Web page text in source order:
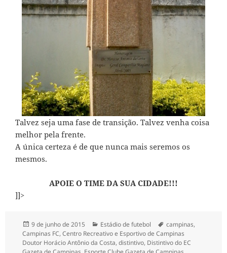
Talvez seja uma fase de transição. Talvez venha coisa
melhor pela frente.
A única certeza é de que nunca mais seremos os
mesmos.
APOIE O TIME DA SUA CIDADE!!!
]]>
Publicado
em
9 de junho de 2015 Categorias
Estádio de futebol Tags
campinas,
Campinas FC,Centro Recreativo e Esportivo de Campinas
Doutor Horácio Antônio da Costa,distintivo, Distintivo do EC